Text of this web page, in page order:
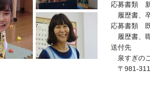
応募書類
履歴書、
応募書類
履歴書、
送付先
泉すぎの
〒981-